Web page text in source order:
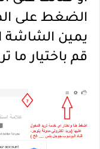
الضغط على
يمين الشاشة
قم باختيار ما